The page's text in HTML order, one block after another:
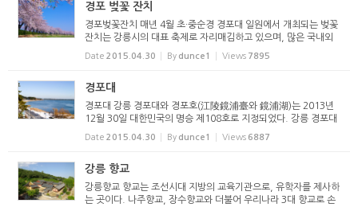
경포 벚꽃 잔치
경포벚꽃잔치 매년 4월 초·중순경 경포대 일원에서 개최되는 벚꽃
잔치는 강릉시의 대표 축제로 자리매김하고 있으며, 많은 국내외
관광객이 찾고 있다. 경포대(도지방유형문화재 제6호)를 중심으로
경포호를 둘러싼 4.3km의 호수길은 호수의 아름...
Date 2015.04.30 By dunce1 Views 7895
경포대
경포대 강릉 경포대와 경포호(江陵鏡浦臺와 鏡浦湖)는 2013년
12월 30일 대한민국의 명승 제108호로 지정되었다. 강릉 경포대
는 관동팔경의 하나로 고려말 충숙왕 13년인 1326년 지중추부사
박숙에 의해 창건 된 누정건물로 안축의 경포대신정기》 ...
Date 2015.04.30 By dunce1 Views 6887
강릉 향교
강릉향교 향교는 조선시대 지방의 교육기관으로, 유학자를 제사하
는 곳이다. 나주향교, 장수향교와 더불어 우리나라 3대 향교로 손